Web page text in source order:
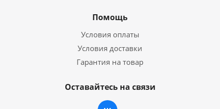
Помощь
Условия оплаты
Условия доставки
Гарантия на товар
Оставайтесь на связи